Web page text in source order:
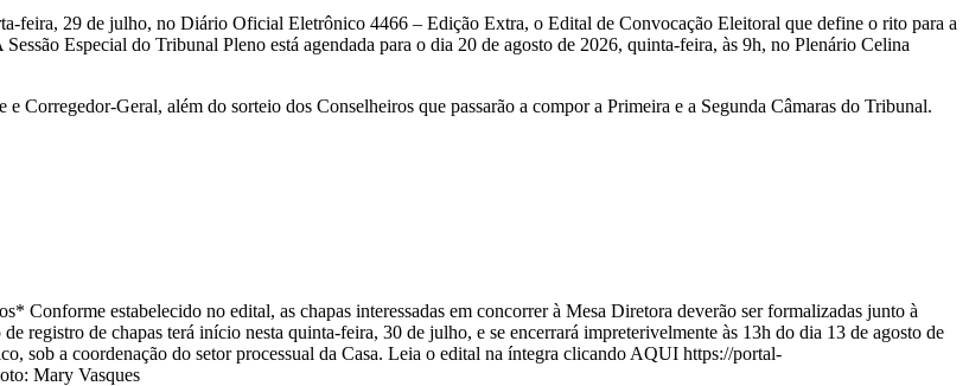
feira, 29 de julho, no Diário Oficial Eletrônico 4466 – Edição Extra, o Edital de Convocação Eleitoral que define o rito para a
Especial do Tribunal Pleno está agendada para o dia 20 de agosto de 2026, quinta-feira, às 9h, no Plenário Celina
Corregedor-Geral, além do sorteio dos Conselheiros que passarão a compor a Primeira e a Segunda Câmaras do Tribunal.
Conforme estabelecido no edital, as chapas interessadas em concorrer à Mesa Diretora deverão ser formalizadas junto à
registro de chapas terá início nesta quinta-feira, 30 de julho, e se encerrará impreterivelmente às 13h do dia 13 de agosto de
sob a coordenação do setor processual da Casa. Leia o edital na íntegra clicando AQUI https://portal-
Mary Vasques